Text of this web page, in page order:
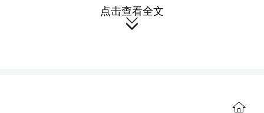
经查，呙某务工时结识一名工友，
点击查看全文
